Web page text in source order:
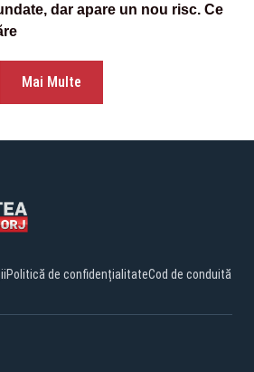
dar apare un nou risc. Ce
Mai Multe
Politică de confidențialitateCod de conduită